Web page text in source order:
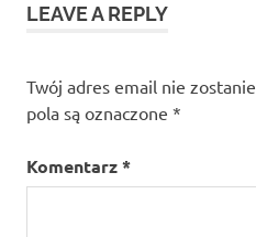
LEAVE A REPLY
Twój adres email nie
pola są oznaczone *
Komentarz*